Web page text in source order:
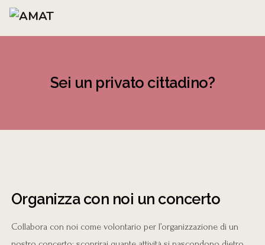
Sei un privato cittadino?
Organizza con noi un concerto
Collabora con noi come volontario per l’organizzazione di un